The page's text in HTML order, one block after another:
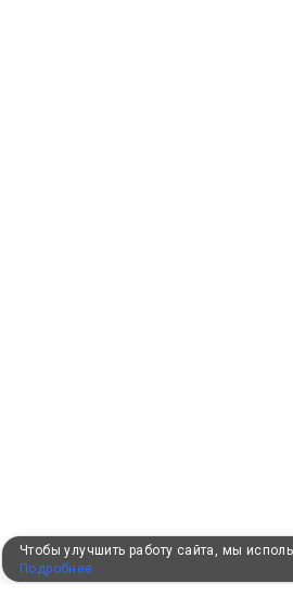
Чтобы улучшить работу сайта, мы
Подробнее